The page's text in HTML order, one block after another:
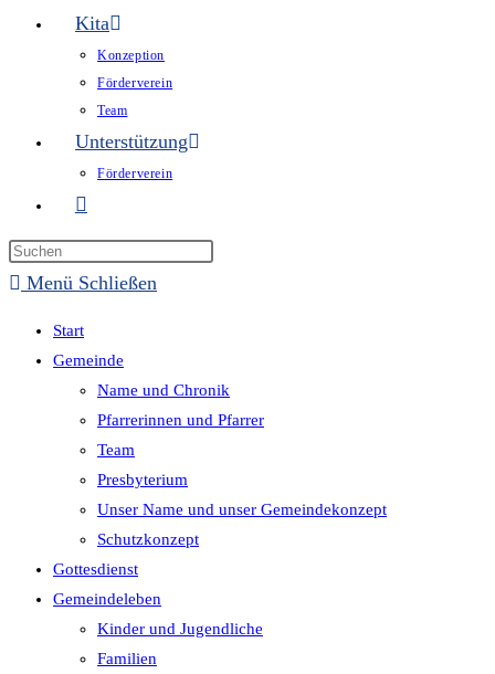
Kita
Konzeption
Förderverein
Team
Unterstützung
Förderverein
Website-
Suche
umschalten
Menü Schließen
Start
Gemeinde
Name und Chronik
Pfarrerinnen und Pfarrer
Team
Presbyterium
Unser Name und unser Gemeindekonzept
Schutzkonzept
Gottesdienst
Gemeindeleben
Kinder und Jugendliche
Familien